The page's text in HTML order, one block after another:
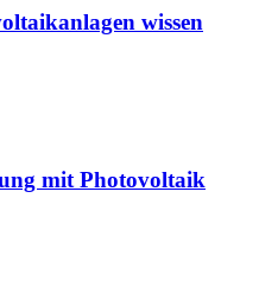
wissen
mit Photovoltaik